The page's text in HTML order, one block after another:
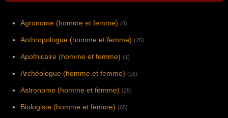
Agronome (homme et femme) (4)
Anthropologue (homme et femme) (25)
Apothicaire (homme et femme) (1)
Archéologue (homme et femme) (16)
Astronome (homme et femme) (25)
Biologiste (homme et femme) (65)